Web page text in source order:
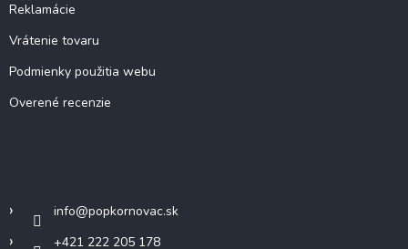
Reklamácie
Vrátenie tovaru
Podmienky použitia webu
Overené recenzie
info@popkornovac.sk
+421 222 205 178